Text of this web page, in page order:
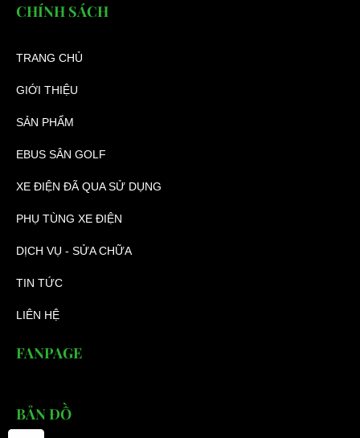
CHÍNH SÁCH
TRANG CHỦ
GIỚI THIỆU
SẢN PHẨM
EBUS SÂN GOLF
XE ĐIỆN ĐÃ QUA SỬ DỤNG
PHỤ TÙNG XE ĐIỆN
DỊCH VỤ - SỬA CHỮA
TIN TỨC
LIÊN HỆ
FANPAGE
BẢN ĐỒ